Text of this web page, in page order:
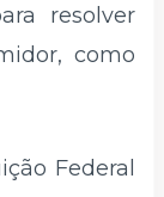
resolver
como
Federal